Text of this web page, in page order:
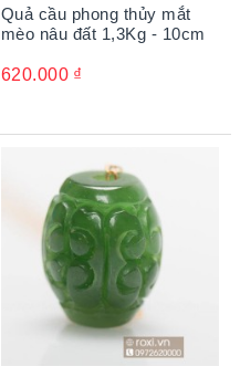
Quả cầu phong thủy mắt
mèo nâu đất 1,3Kg - 10cm
620.000 ₫